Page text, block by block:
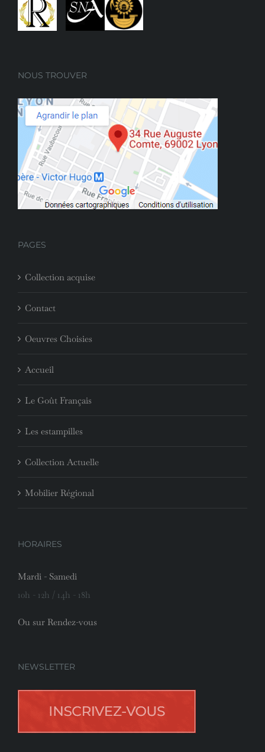
NOUS TROUVER
PAGES
Collection acquise
Contact
Oeuvres Choisies
Accueil
Le Goût Français
Les estampilles
Collection Actuelle
Mobilier Régional
HORAIRES
Mardi - Samedi
10h - 12h / 14h - 18h
Ou sur Rendez-vous
NEWSLETTER